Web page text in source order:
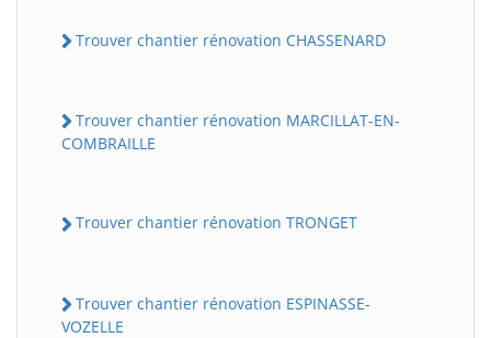
Trouver chantier rénovation CHASSENARD
Trouver chantier rénovation MARCILLAT-EN-
COMBRAILLE
Trouver chantier rénovation TRONGET
Trouver chantier rénovation ESPINASSE-
VOZELLE